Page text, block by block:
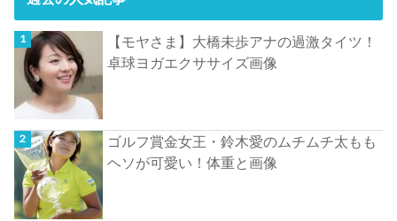
【モヤさま】大橋未歩アナの過激タイツ！
卓球ヨガエクササイズ画像
ゴルフ賞金女王・鈴木愛のムチムチ太もも
ヘソが可愛い！体重と画像